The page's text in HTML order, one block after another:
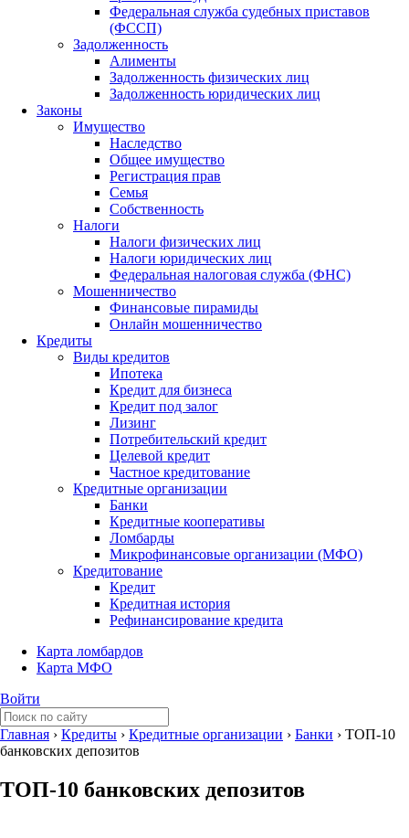
Федеральная служба судебных приставов
(ФССП)
Задолженность
Алименты
Задолженность физических лиц
Задолженность юридических лиц
Законы
Имущество
Наследство
Общее имущество
Регистрация прав
Семья
Собственность
Налоги
Налоги физических лиц
Налоги юридических лиц
Федеральная налоговая служба (ФНС)
Мошенничество
Финансовые пирамиды
Онлайн мошенничество
Кредиты
Виды кредитов
Ипотека
Кредит для бизнеса
Кредит под залог
Лизинг
Потребительский кредит
Целевой кредит
Частное кредитование
Кредитные организации
Банки
Кредитные кооперативы
Ломбарды
Микрофинансовые организации (МФО)
Кредитование
Кредит
Кредитная история
Рефинансирование кредита
Карта ломбардов
Карта МФО
Войти
Главная › Кредиты › Кредитные организации › Банки › ТОП-10
банковских депозитов
ТОП-10 банковских депозитов